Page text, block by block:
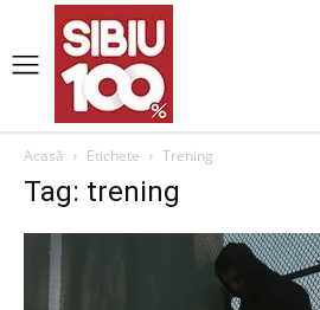
Acasă Etichete Trening
Tag: trening